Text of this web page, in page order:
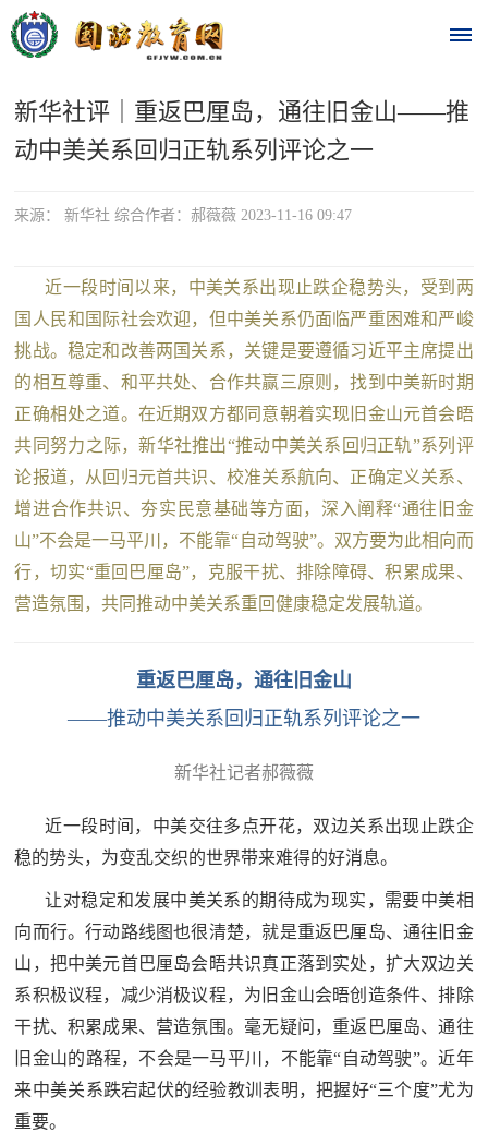
首
时
闻
时
政
要
闻
热
点
追
踪
热
点
国
法
规
防
法
规
防
知
识
国
防
知
识
民
国
防
新华社评｜重返巴厘岛，通往旧金山——推
动中美关系回归正轨系列评论之一
来源： 新华社 综合作者：郝薇薇 2023-11-16 09:47
近一段时间以来，中美关系出现止跌企稳势头，受到两
国人民和国际社会欢迎，但中美关系仍面临严重困难和严峻
挑战。稳定和改善两国关系，关键是要遵循习近平主席提出
的相互尊重、和平共处、合作共赢三原则，找到中美新时期
正确相处之道。在近期双方都同意朝着实现旧金山元首会晤
共同努力之际，新华社推出“推动中美关系回归正轨”系列评
论报道，从回归元首共识、校准关系航向、正确定义关系、
增进合作共识、夯实民意基础等方面，深入阐释“通往旧金
山”不会是一马平川，不能靠“自动驾驶”。双方要为此相向而
行，切实“重回巴厘岛”，克服干扰、排除障碍、积累成果、
营造氛围，共同推动中美关系重回健康稳定发展轨道。
重返巴厘岛，通往旧金山
——推动中美关系回归正轨系列评论之一
新华社记者郝薇薇
近一段时间，中美交往多点开花，双边关系出现止跌企
稳的势头，为变乱交织的世界带来难得的好消息。
让对稳定和发展中美关系的期待成为现实，需要中美相
向而行。行动路线图也很清楚，就是重返巴厘岛、通往旧金
山，把中美元首巴厘岛会晤共识真正落到实处，扩大双边关
系积极议程，减少消极议程，为旧金山会晤创造条件、排除
干扰、积累成果、营造氛围。毫无疑问，重返巴厘岛、通往
旧金山的路程，不会是一马平川，不能靠“自动驾驶”。近年
来中美关系跌宕起伏的经验教训表明，把握好“三个度”尤为
重要。